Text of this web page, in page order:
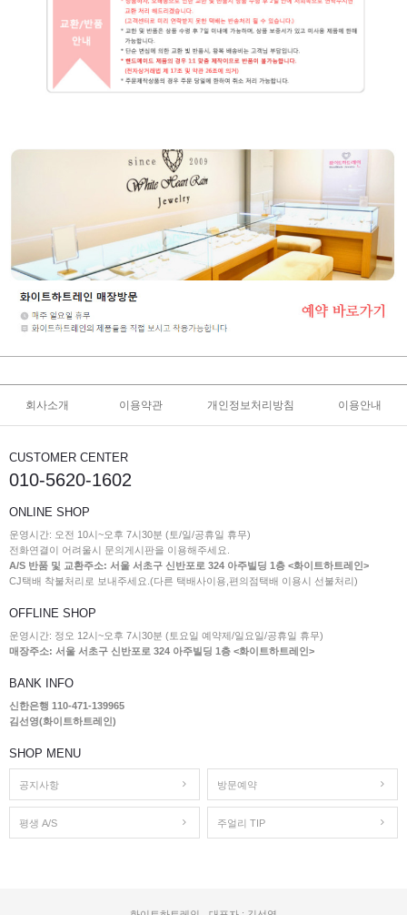
회사소개 이용약관 개인정보처리방침 이용안내
CUSTOMER CENTER
010-5620-1602
ONLINE SHOP
운영시간: 오전 10시~오후 7시30분 (토/일/공휴일 휴무)
전화연결이 어려울시 문의게시판을 이용해주세요.
A/S 반품 및 교환주소: 서울 서초구 신반포로 324 아주빌딩 1층 <화이트하트레인>
CJ택배 착불처리로 보내주세요.(다른 택배사이용,편의점택배 이용시 선불처리)
OFFLINE SHOP
운영시간: 정오 12시~오후 7시30분 (토요일 예약제/일요일/공휴일 휴무)
매장주소: 서울 서초구 신반포로 324 아주빌딩 1층 <화이트하트레인>
BANK INFO
신한은행 110-471-139965
김선영(화이트하트레인)
SHOP MENU
공지사항 방문예약
평생 A/S 주얼리 TIP